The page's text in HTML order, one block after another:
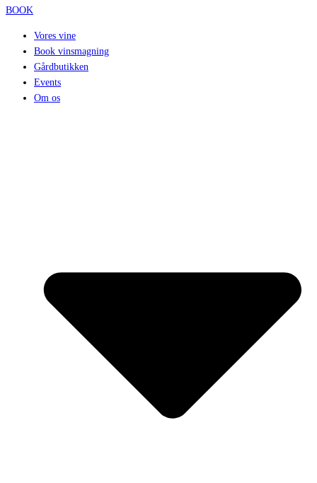
BOOK
Vores vine
Book vinsmagning
Gårdbutikken
Events
Om os